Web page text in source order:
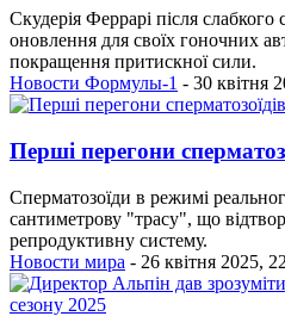
Скудерія Феррарі після слабкого
оновлення для своїх гоночних
покращення притискної сили.
Новости Формулы-1 - 30 квітня
Перші перегони
Сперматозоїди в режимі
сантиметрову "трасу", що
репродуктивну систему.
Новости мира - 26 квітня 2025,